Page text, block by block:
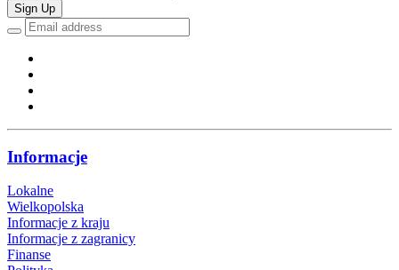
Sign Up
Informacje
Lokalne
Wielkopolska
Informacje z kraju
Informacje z zagranicy
Finanse